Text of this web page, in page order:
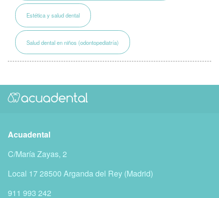
Estética y salud dental
Salud dental en niños (odontopediatría)
Acuadental
C/María Zayas, 2
Local 1728500 Arganda del Rey (Madrid)
911 993 242